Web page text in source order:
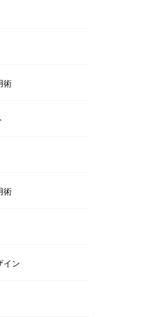
術
術
イン